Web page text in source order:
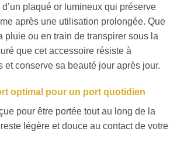
plaqué or lumineux qui préserve
après une utilisation prolongée. Que
pluie ou en train de transpirer sous la
que cet accessoire résiste à
et conserve sa beauté jour après jour.
optimal pour un port quotidien
pour être portée tout au long de la
légère et douce au contact de votre